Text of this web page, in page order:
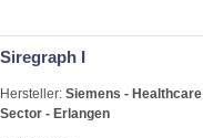
Siregraph I
Hersteller: Siemens - Healthcare
Sector - Erlangen